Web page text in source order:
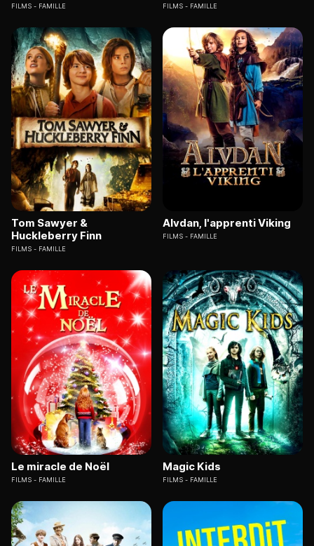
FILMS FAMILLE FILMS FAMILLE
Tom Sawyer &
Huckleberry Finn
FILMS FAMILLE
Alvdan, l'apprenti Viking
FILMS FAMILLE
Le miracle de Noël
FILMS FAMILLE
Magic Kids
FILMS FAMILLE